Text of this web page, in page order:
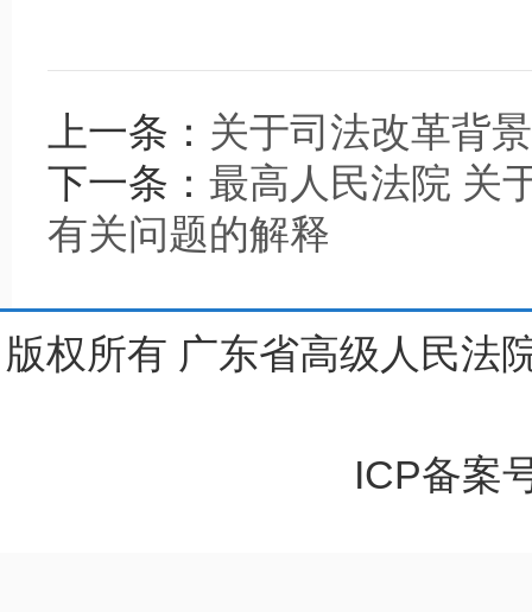
上一条： 关于司法改革背
下一条： 最高人民法院 关
有关问题的解释
版权所有 广东省高级人民法
ICP备案